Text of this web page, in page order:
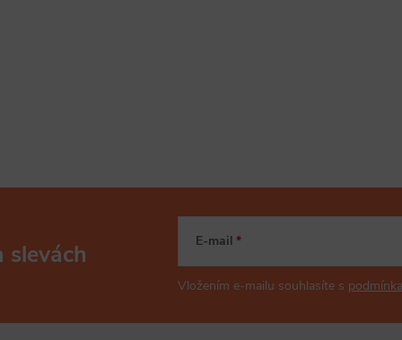
slevách E-mail
Vložením e-mailu souhlasíte s